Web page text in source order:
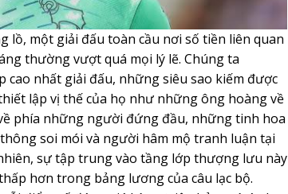
lồ, một giải đấu toàn cầu nơi số tiền liên quan
thường vượt quá mọi lý lẽ. Chúng ta
nhất giải đấu, những siêu sao kiếm được
lập vị thế của họ như những ông hoàng về
phía những người đứng đầu, những tinh hoa
soi mói và người hâm mộ tranh luận tại
sự tập trung vào tầng lớp thượng lưu này
hơn trong bảng lương của câu lạc bộ.